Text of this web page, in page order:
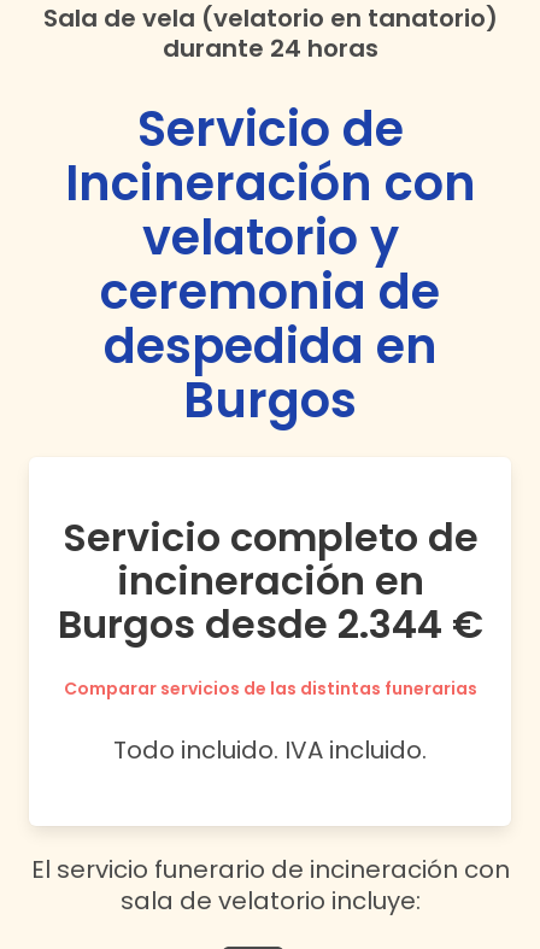
Sala de vela (velatorio en tanatorio)
durante 24 horas
Servicio de
Incineración con
velatorio y
ceremonia de
despedida en
Burgos
Servicio completo de
incineración en
Burgos desde 2.344 €
Comparar servicios de las distintas funerarias
Todo incluido. IVA incluido.
El servicio funerario de incineración con
sala de velatorio incluye: